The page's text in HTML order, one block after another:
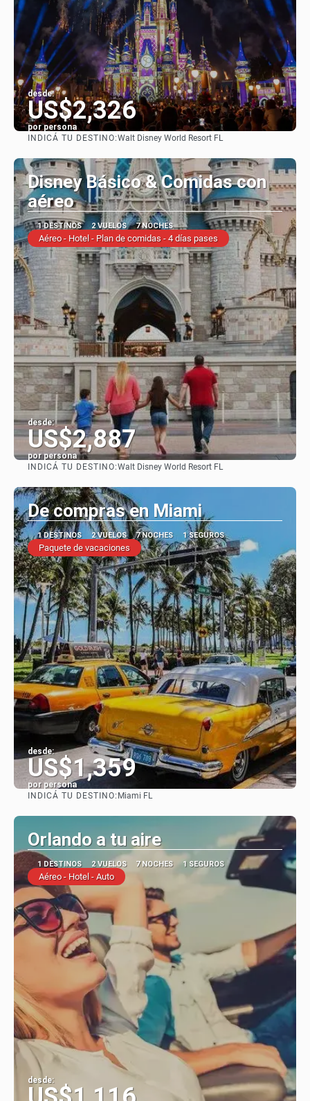
desde:
US$2,326
por persona
Ver
INDICÁ TU DESTINO:Walt Disney World Resort FL
Disney Básico & Comidas con
aéreo
1 DESTINOS 2 VUELOS 7 NOCHES
Aéreo - Hotel - Plan de comidas - 4 días pases
desde:
US$2,887
por persona
Ver
INDICÁ TU DESTINO:Walt Disney World Resort FL
De compras en Miami
1 DESTINOS 2 VUELOS 7 NOCHES 1 SEGUROS
Paquete de vacaciones
desde:
US$1,359
por persona
INDICÁ TU DESTINO: Miami FL
Orlando a tu aire
1 DESTINOS 2 VUELOS 7 NOCHES 1 SEGUROS
Aéreo - Hotel - Auto
desde: